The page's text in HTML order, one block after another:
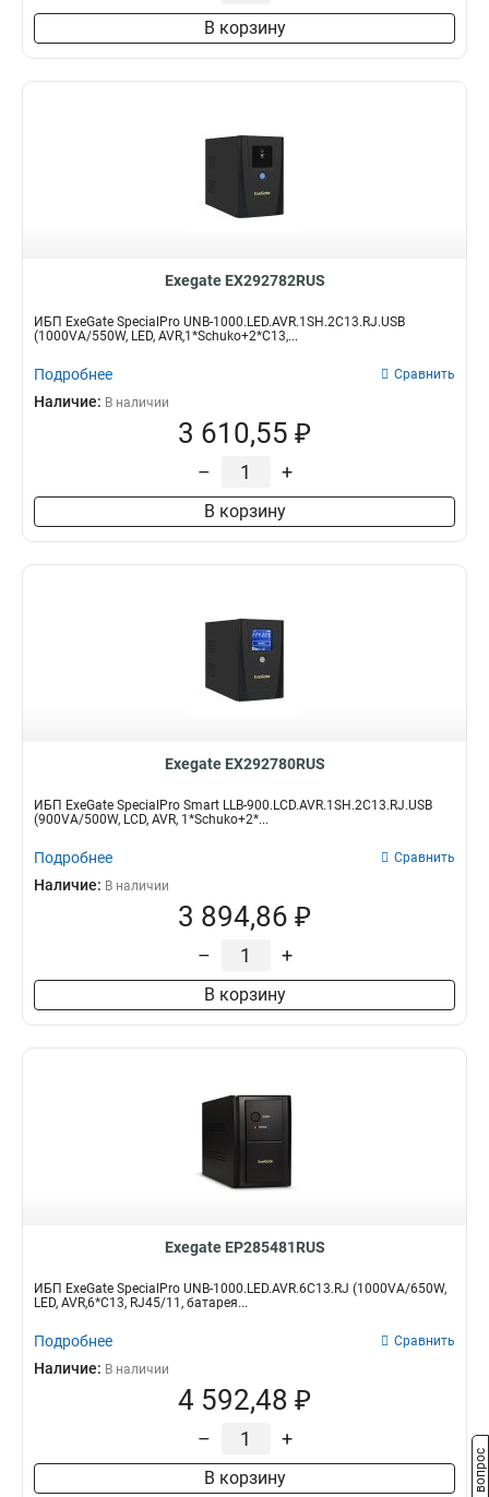
В корзину
Exegate EX292782RUS
ИБП ExeGate SpecialPro UNB-1000.LED.AVR.1SH.2C13.RJ.USB
(1000VA/550W, LED, AVR,1*Schuko+2*C13,...
Подробнее Сравнить
Наличие: В наличии
3 610,55 ₽
– +
В корзину
Exegate EX292780RUS
ИБП ExeGate SpecialPro Smart LLB-900.LCD.AVR.1SH.2C13.RJ.USB
(900VA/500W, LCD, AVR, 1*Schuko+2*...
Подробнее Сравнить
Наличие: В наличии
3 894,86 ₽
– +
В корзину
Exegate EP285481RUS
ИБП ExeGate SpecialPro UNB-1000.LED.AVR.6C13.RJ (1000VA/650W,
LED, AVR,6*C13, RJ45/11, батарея...
Подробнее Сравнить
Наличие: В наличии
4 592,48 ₽
– +
В корзину